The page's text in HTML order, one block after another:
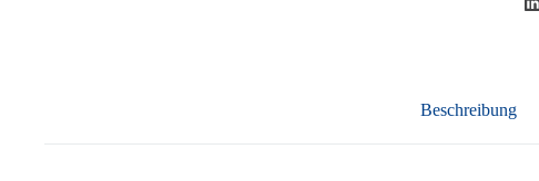
Beschreibung